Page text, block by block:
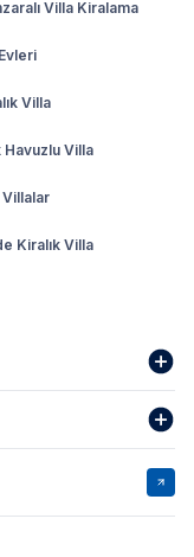
Villa Kiralama
Villa
Havuzlu Villa
Villalar
Kiralık Villa
1